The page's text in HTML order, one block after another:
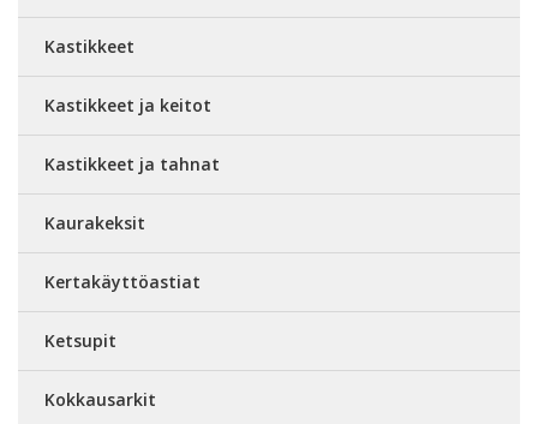
Kastikkeet
Kastikkeet ja keitot
Kastikkeet ja tahnat
Kaurakeksit
Kertakäyttöastiat
Ketsupit
Kokkausarkit